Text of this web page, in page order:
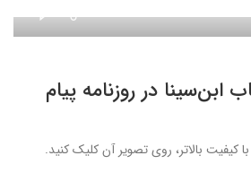
ابن‌سینا در روزنامه پیام